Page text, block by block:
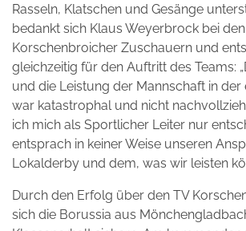
Rasseln, Klatschen und Gesänge
bedankt sich Klaus Weyerbrock bei den
Korschenbroicher Zuschauern und
gleichzeitig für den Auftritt des Teams:
und die Leistung der Mannschaft in der
war katastrophal und nicht
ich mich als Sportlicher Leiter nur
entsprach in keiner Weise unseren
Lokalderby und dem, was wir leisten
Durch den Erfolg über den TV
sich die Borussia aus